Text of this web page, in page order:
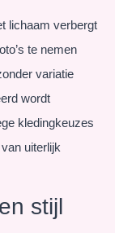
lichaam verbergt
te nemen
variatie
wordt
kledingkeuzes
uiterlijk
stijl